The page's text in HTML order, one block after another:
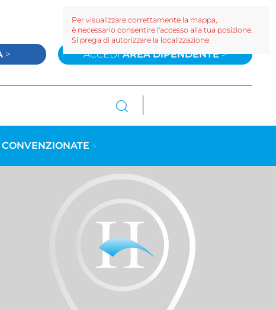
> ACCEDIAREA DIPENDENTE>
Per visualizzare correttamente la mappa,
è necessario consentire l'accesso alla tua posizione.
Si prega di autorizzare la localizzazione.